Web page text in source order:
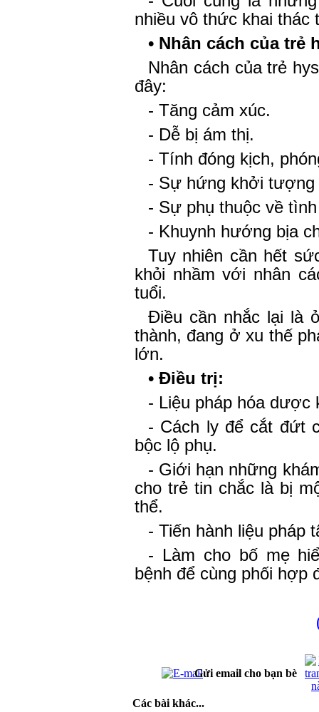
nhiều vô thức khai thác
• Nhân cách của trẻ
Nhân cách của trẻ
đây:
- Tăng cảm xúc.
- Dễ bị ám thị.
- Tính đóng kịch,
- Sự hứng khởi tượng
- Sự phụ thuộc về
- Khuynh hướng bịa
Tuy nhiên cần hết
khỏi nhầm với nhân
tuổi.
Điều cần nhắc lại là
thành, đang ở xu thế
lớn.
• Điều trị:
- Liệu pháp hóa dược
- Cách ly để cắt đứt
bộc lộ phụ.
- Giới hạn những
cho trẻ tin chắc là bị
thể.
- Tiến hành liệu pháp
- Làm cho bố mẹ
bệnh để cùng phối hợp
Gửi email cho bạn bè
Các bài khác...